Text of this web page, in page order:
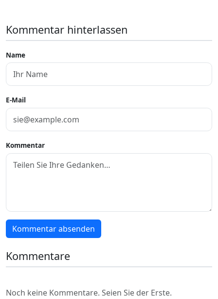
Kommentar hinterlassen
Name
E-Mail
Kommentar
Kommentar absenden
Kommentare
Noch keine Kommentare. Seien Sie der Erste.